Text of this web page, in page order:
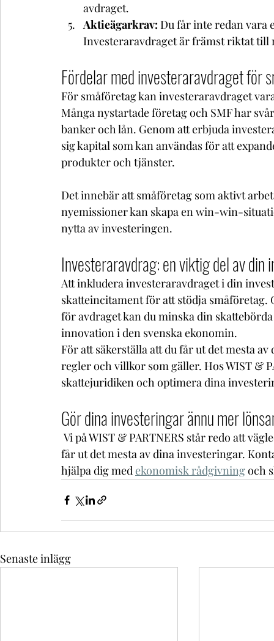
avdraget.
Aktieägarkrav: Du får inte redan vara
Investeraravdraget är främst riktat
Fördelar med investeraravdraget för
För småföretag kan investeraravdraget
Många nystartade företag och SMF har
banker och lån. Genom att erbjuda
sig kapital som kan användas för att
produkter och tjänster.
Det innebär att småföretag som aktivt
nyemissioner kan skapa en win-win-
nytta av investeringen.
Investeraravdrag: en viktig del av
Att inkludera investeraravdraget i din
skatteincitament för att stödja
för avdraget kan du minska din
innovation i den svenska ekonomin.
För att säkerställa att du får ut det mesta
regler och villkor som gäller. Hos WIST &
skattejuridiken och optimera dina
Gör dina investeringar ännu mer
Vi på WIST & PARTNERS står redo att
får ut det mesta av dina investeringar.
hjälpa dig med ekonomisk rådgivning och
Senaste inlägg